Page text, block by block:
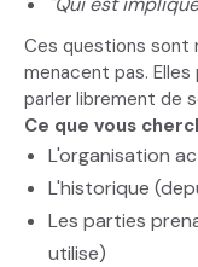
Ces questions sont
menacent pas.
parler librement de
Ce que vous
L'organisation
L'historique
Les parties
utilise)